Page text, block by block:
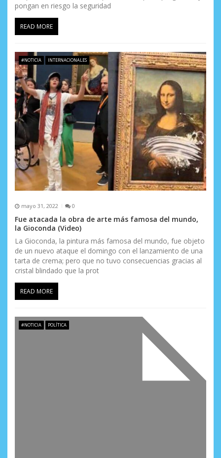
pongan en riesgo la seguridad
READ MORE
#NOTICIA INTERNACIONALES
mayo 31, 2022 0
Fue atacada la obra de arte más famosa del mundo,
la Gioconda (Video)
La Gioconda, la pintura más famosa del mundo, fue objeto
de un nuevo ataque el domingo con el lanzamiento de una
tarta de crema; pero que no tuvo consecuencias gracias al
cristal blindado que la prot
READ MORE
#NOTICIA POLÍTICA